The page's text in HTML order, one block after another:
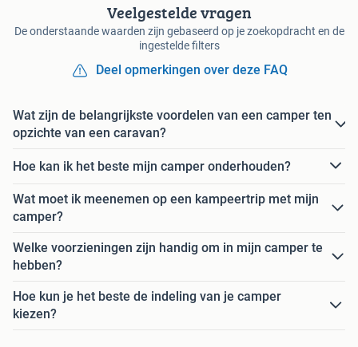
Veelgestelde vragen
De onderstaande waarden zijn gebaseerd op je zoekopdracht en de
ingestelde filters
Deel opmerkingen over deze FAQ
Wat zijn de belangrijkste voordelen van een camper ten
opzichte van een caravan?
Hoe kan ik het beste mijn camper onderhouden?
Wat moet ik meenemen op een kampeertrip met mijn
camper?
Welke voorzieningen zijn handig om in mijn camper te
hebben?
Hoe kun je het beste de indeling van je camper
kiezen?